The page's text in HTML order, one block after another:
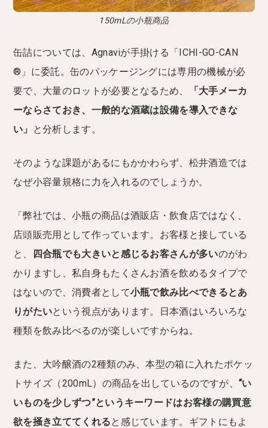
150mLの小瓶商品
缶詰については、Agnaviが手掛ける「ICHI-GO-CAN
®️」に委託。缶のパッケージングには専用の機械が必
要で、大量のロットが必要となるため、
「大手メーカ
ーならさておき、一般的な酒蔵は設備を導入できな
い」
と分析します。
そのような課題があるにもかかわらず、松井酒造では
なぜ小容量規格に力を入れるのでしょうか。
「弊社では、小瓶の商品は酒販店・飲食店ではなく、
店頭販売用として作っています。お客様と接している
と、
四合瓶でも大きいと感じるお客さんが多いのがわ
かりますし、私自身もたくさんお酒を飲めるタイプで
はないので、消費者として小瓶で飲み比べできるとあ
りがたいという視点があります。日本酒はいろいろな
種類を飲み比べるのが楽しいですからね。
また、大吟醸酒の2種類のみ、本型の箱に入れたポケッ
トサイズ（200mL）の商品を出しているのですが、 “い
いものを少しずつ”というキーワードはお客様の購買意
欲を掻き立ててくれると感じています。ギフトにもよ